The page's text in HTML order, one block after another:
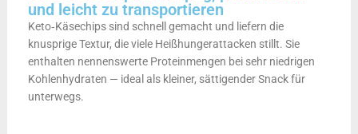
und leicht zu transportieren
Keto‑Käsechips sind schnell gemacht und liefern die
knusprige Textur, die viele Heißhungerattacken stillt. Sie
enthalten nennenswerte Proteinmengen bei sehr niedrigen
Kohlenhydraten — ideal als kleiner, sättigender Snack für
unterwegs.